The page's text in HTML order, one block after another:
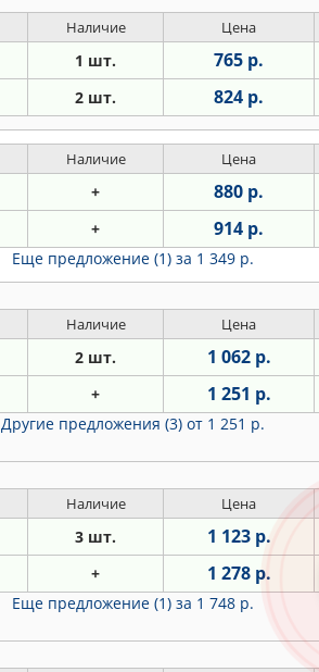
Наличие Цена
1 шт. 765 р.
2 шт. 824 р.
Наличие Цена
+ 880 р.
+ 914 р.
Еще предложение (1) за 1 349 р.
Наличие Цена
2 шт. 1 062 р.
+ 1 251 р.
Другие предложения (3) от 1 251 р.
Наличие Цена
3 шт. 1 123 р.
+ 1 278 р.
Еще предложение (1) за 1 748 р.